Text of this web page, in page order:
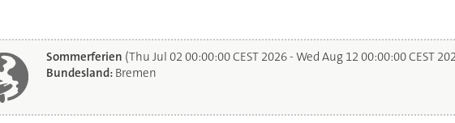
Sommerferien (Thu Jul 02 00:00:00 CEST 2026 - Wed Aug 12 00:00:00 CEST
Bundesland: Bremen